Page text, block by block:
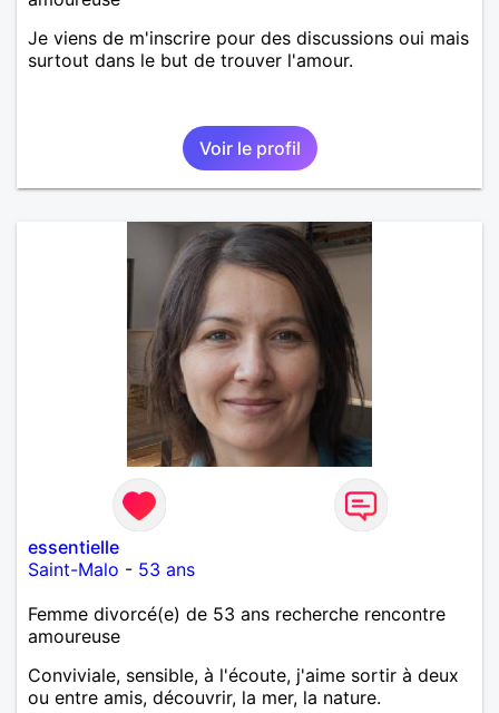
Je viens de m'inscrire pour des discussions oui mais
surtout dans le but de trouver l'amour.
Voir le profil
essentielle
Saint-Malo - 53 ans
Femme divorcé(e) de 53 ans recherche rencontre
amoureuse
Conviviale, sensible, à l'écoute, j'aime sortir à deux
ou entre amis, découvrir, la mer, la nature.